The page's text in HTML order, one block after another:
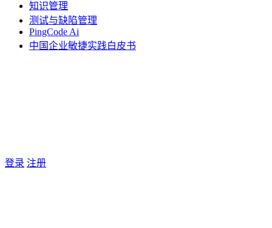
知识管理
测试与缺陷管理
PingCode Ai
中国企业敏捷实践白皮书
登录 注册